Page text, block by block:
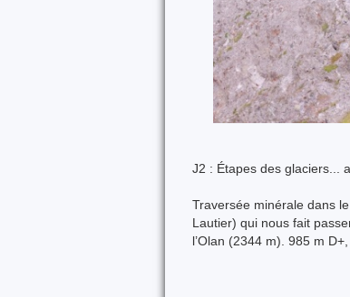
J2 : Étapes des glaciers...
Traversée minérale dans
Lautier) qui nous fait
l’Olan (2344 m). 985 m